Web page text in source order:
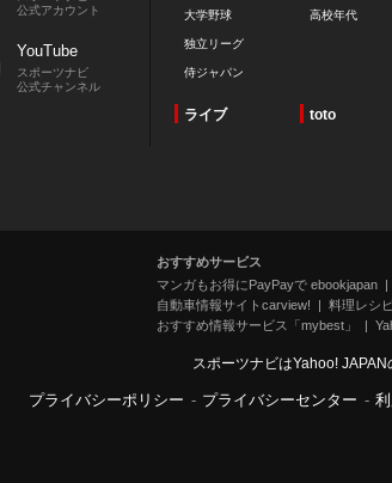
公式アカウント
YouTube
スポーツナビ
公式チャンネル
大学野球
独立リーグ
侍ジャパン
高校年代
ライブ toto
おすすめサービス
マンガもお得にPayPayで ebookjapan
自動車情報サイトcarview!
料理レシ
おすすめ情報サービス「mybest」
スポーツナビはYahoo!
プライバシーポリシー - プライバシーセンター -